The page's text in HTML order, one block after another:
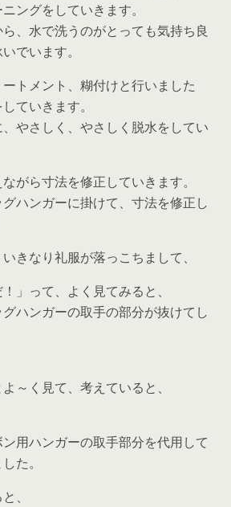
ングをしていきます。
、水で洗うのがとっても気持ち良
でいます。
トメント、糊付けと行いました
ていきます。
やさしく、やさしく脱水をしてい
がら寸法を修正していきます。
ハンガーに掛けて、寸法を修正し
きなり礼服が落っこちまして、
」って、よく見てみると、
ハンガーの取手の部分が抜けてし
～く見て、考えていると、
用ハンガーの取手部分を代用して
た。
、